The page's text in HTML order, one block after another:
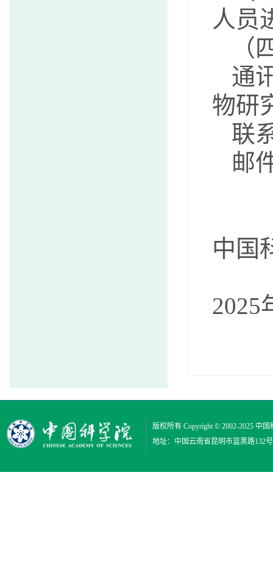
人
通
物
联
邮
中国
2025
版权所有 Copyright © 2002-2025 中国
地址：中国云南省昆明市蓝黑路